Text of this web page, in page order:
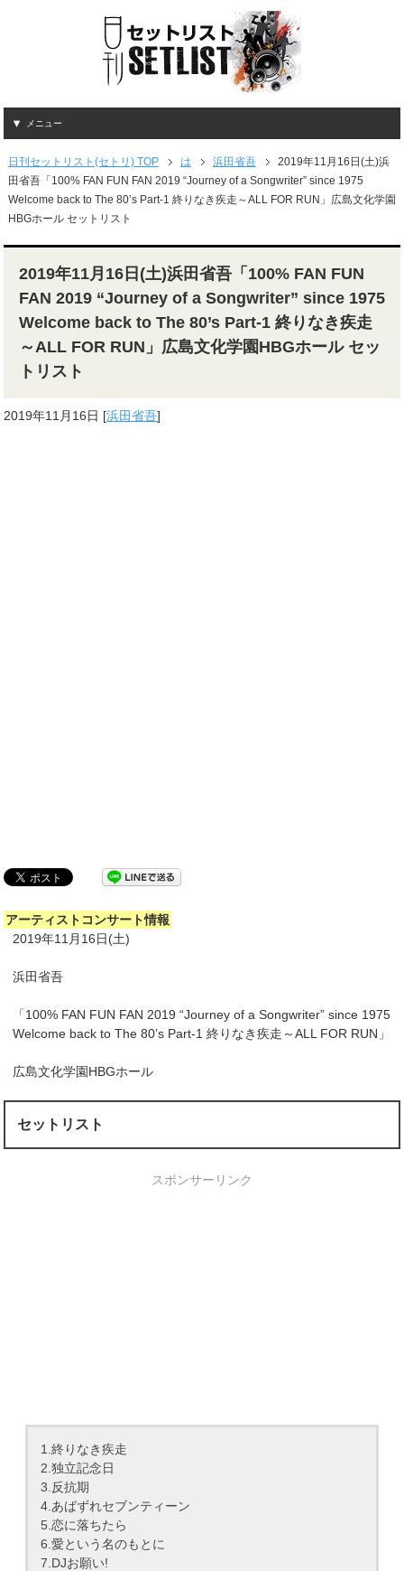
メニュー
日刊セットリスト(セトリ) TOP は 浜田省吾
2019年11月16日(土)浜
田省吾「100% FAN FUN FAN 2019 “Journey of a Songwriter” since 1975
Welcome back to The 80’s Part-1 終りなき疾走～ALL FOR RUN」広島文化学園
HBGホール セットリスト
2019年11月16日(土)浜田省吾「100% FAN FUN
FAN 2019 “Journey of a Songwriter” since 1975
Welcome back to The 80’s Part-1 終りなき疾走
～ALL FOR RUN」広島文化学園HBGホール セッ
トリスト
2019年11月16日 [浜田省吾]
アーティストコンサート情報
2019年11月16日(土)
浜田省吾
「100% FAN FUN FAN 2019 “Journey of a Songwriter” since 1975
Welcome back to The 80’s Part-1 終りなき疾走～ALL FOR RUN」
広島文化学園HBGホール
セットリスト
スポンサーリンク
1.終りなき疾走
2.独立記念日
3.反抗期
4.あばずれセブンティーン
5.恋に落ちたら
6.愛という名のもとに
7.DJお願い!